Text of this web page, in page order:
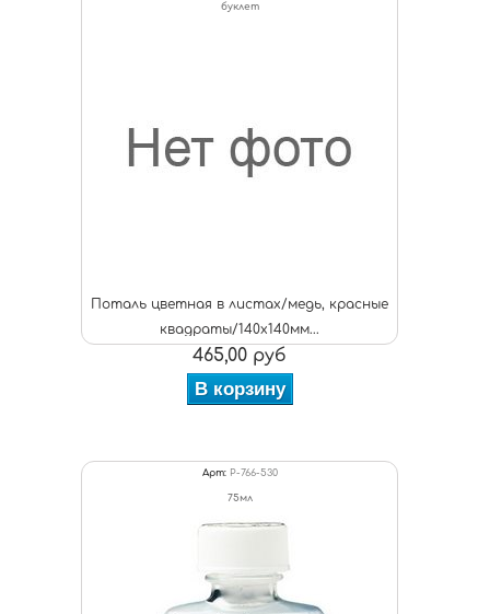
буклет
Поталь цветная в листах/медь, красные
квадраты/140х140мм...
465,00 руб
В корзину
Арт: P-766-530
75мл